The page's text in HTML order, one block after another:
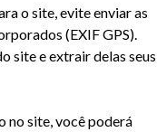
o site, evite enviar as
(EXIF GPS).
site e extrair delas seus
no site, você poderá